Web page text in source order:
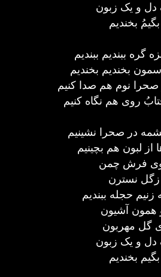
دل و یک زبون
بگیمُ بخندیم
گره ببندیم ببندیم
بخندیم بخندیم
نوم هم صدا کنیم
روی هم نگاه کنیم
در صحرا نشینیم
از لبون هم بچینیم
فرش چمن
زگل نسترن
زنیم حجله ببندیم
همون آشیون
گل مهربون
دل و یک زبون
بگیم بخندیم